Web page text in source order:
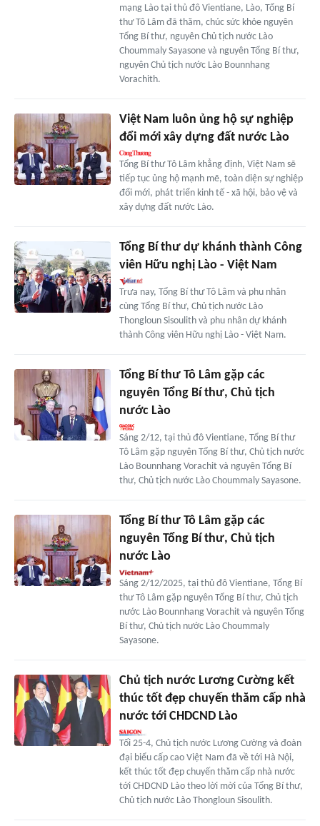
mạng Lào tại thủ đô Vientiane, Lào, Tổng Bí
thư Tô Lâm đã thăm, chúc sức khỏe nguyên
Tổng Bí thư, nguyên Chủ tịch nước Lào
Choummaly Sayasone và nguyên Tổng Bí thư,
nguyên Chủ tịch nước Lào Bounnhang
Vorachith.
Việt Nam luôn ủng hộ sự nghiệp
đổi mới xây dựng đất nước Lào
Tổng Bí thư Tô Lâm khẳng định, Việt Nam sẽ
tiếp tục ủng hộ mạnh mẽ, toàn diện sự nghiệp
đổi mới, phát triển kinh tế - xã hội, bảo vệ và
xây dựng đất nước Lào.
Tổng Bí thư dự khánh thành Công
viên Hữu nghị Lào - Việt Nam
Trưa nay, Tổng Bí thư Tô Lâm và phu nhân
cùng Tổng Bí thư, Chủ tịch nước Lào
Thongloun Sisoulith và phu nhân dự khánh
thành Công viên Hữu nghị Lào - Việt Nam.
Tổng Bí thư Tô Lâm gặp các
nguyên Tổng Bí thư, Chủ tịch
nước Lào
Sáng 2/12, tại thủ đô Vientiane, Tổng Bí thư
Tô Lâm gặp nguyên Tổng Bí thư, Chủ tịch nước
Lào Bounnhang Vorachit và nguyên Tổng Bí
thư, Chủ tịch nước Lào Choummaly Sayasone.
Tổng Bí thư Tô Lâm gặp các
nguyên Tổng Bí thư, Chủ tịch
nước Lào
Sáng 2/12/2025, tại thủ đô Vientiane, Tổng Bí
thư Tô Lâm gặp nguyên Tổng Bí thư, Chủ tịch
nước Lào Bounnhang Vorachit và nguyên Tổng
Bí thư, Chủ tịch nước Lào Choummaly
Sayasone.
Chủ tịch nước Lương Cường kết
thúc tốt đẹp chuyến thăm cấp nhà
nước tới CHDCND Lào
Tối 25-4, Chủ tịch nước Lương Cường và đoàn
đại biểu cấp cao Việt Nam đã về tới Hà Nội,
kết thúc tốt đẹp chuyến thăm cấp nhà nước
tới CHDCND Lào theo lời mời của Tổng Bí thư,
Chủ tịch nước Lào Thongloun Sisoulith.